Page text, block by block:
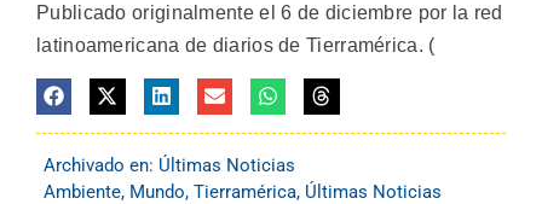
Publicado originalmente el 6 de diciembre por la red
latinoamericana de diarios de Tierramérica. (
Archivado en: Últimas Noticias
Ambiente, Mundo, Tierramérica, Últimas Noticias